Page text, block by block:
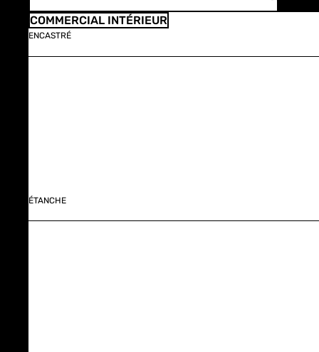
COMMERCIAL INTÉRIEUR
ENCASTRÉ
ÉTANCHE